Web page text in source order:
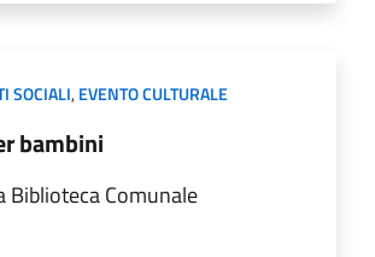
SOCIALI,EVENTO CULTURALE
bambini
Biblioteca Comunale